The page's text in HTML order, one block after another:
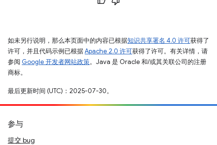
如未另行说明，那么本页面中的内容已根据知识共享署名 4.0 许可获得了
许可，并且代码示例已根据Apache 2.0 许可获得了许可。有关详情，请
参阅 Google 开发者网站政策。Java 是 Oracle 和/或其关联公司的注册
商标。
最后更新时间 (UTC)：2025-07-30。
参与
提交 bug